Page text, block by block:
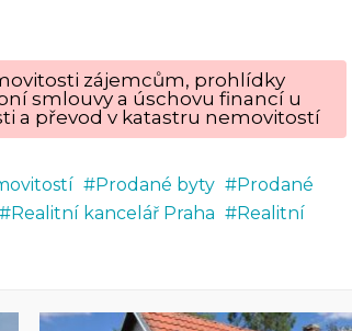
zájemcům, prohlídky
smlouvy a úschovu financí u
a převod v katastru nemovitostí
Prodané byty
Prodané
Realitní kancelář Praha
Realitní